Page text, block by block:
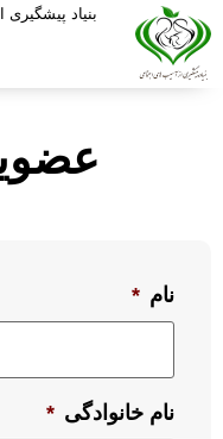
بنیاد
نام *
نام خانوادگی *